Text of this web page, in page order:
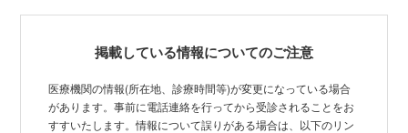
掲載している情報についてのご注意
医療機関の情報(所在地、診療時間等)が変更になっている場合
があります。事前に電話連絡を行ってから受診されることをお
すすいたします。情報について誤りがある場合は、以下のリン